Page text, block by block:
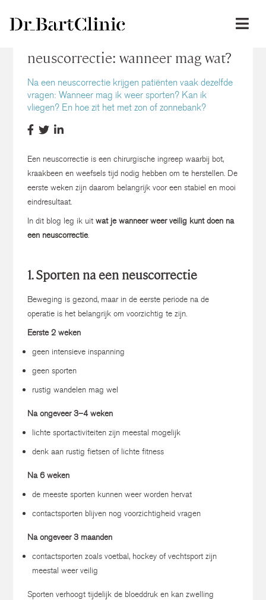
neuscorrectie: wanneer mag wat?
Na een neuscorrectie krijgen patiënten vaak dezelfde
vragen: Wanneer mag ik weer sporten? Kan ik
vliegen? En hoe zit het met zon of zonnebank?
Een neuscorrectie is een chirurgische ingreep waarbij bot,
kraakbeen en weefsels tijd nodig hebben om te herstellen. De
eerste weken zijn daarom belangrijk voor een stabiel en mooi
eindresultaat.
In dit blog leg ik uitwat je wanneer weer veilig kunt doen na
een neuscorrectie.
1. Sporten na een neuscorrectie
Beweging is gezond, maar in de eerste periode na de
operatie is het belangrijk om voorzichtig te zijn.
Eerste 2 weken
geen intensieve inspanning
geen sporten
rustig wandelen mag wel
Na ongeveer 3–4 weken
lichte sportactiviteiten zijn meestal mogelijk
denk aan rustig fietsen of lichte fitness
Na 6 weken
de meeste sporten kunnen weer worden hervat
contactsporten blijven nog voorzichtigheid vragen
Na ongeveer 3 maanden
contactsporten zoals voetbal, hockey of vechtsport zijn
meestal weer veilig
Sporten verhoogt tijdelijk de bloeddruk en kan zwelling